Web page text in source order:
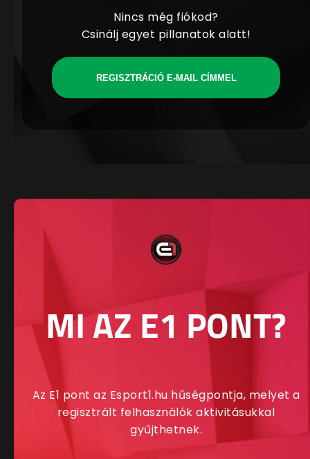
Nincs még fiókod?
Csinálj egyet pillanatok alatt!
REGISZTRÁCIÓ E-MAIL CÍMMEL
MI AZ E1 PONT?
Az E1 pont az Esport1.hu hűségpontja, melyet a
regisztrált felhasználók aktivitásukkal
gyűjthetnek.